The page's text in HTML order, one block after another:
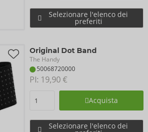
Selezionare l'elenco dei
preferiti
Original Dot Band
The Handy
50068720000
PI: 19,90 €
Acquista
Selezionare l'elenco dei